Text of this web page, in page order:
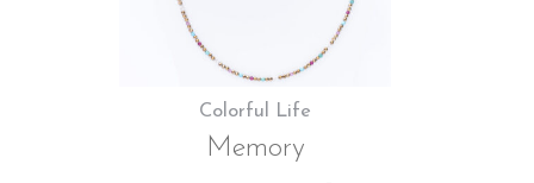
Colorful Life
Memory